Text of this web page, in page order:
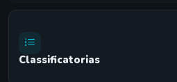
Classificatorias